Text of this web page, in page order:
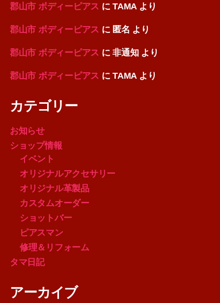
郡山市 ボディーピアス にTAMA より
郡山市 ボディーピアス に 匿名 より
郡山市 ボディーピアス に非通知 より
郡山市 ボディーピアス にTAMA より
カテゴリー
お知らせ
ショップ情報
イベント
オリジナルアクセサリー
オリジナル革製品
カスタムオーダー
ショットバー
ピアスマン
修理＆リフォーム
タマ日記
アーカイブ